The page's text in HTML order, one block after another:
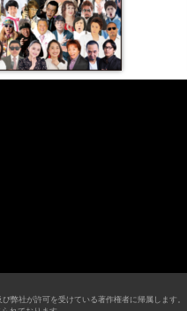
弊社が許可を受けている著作権者に帰属します。